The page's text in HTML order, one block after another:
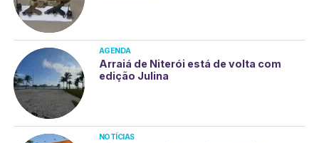
AGENDA
Arraiá de Niterói está de volta com
edição Julina
NOTÍCIAS